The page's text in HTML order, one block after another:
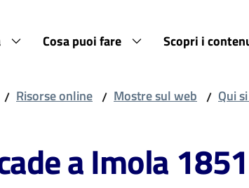
Cosa puoi fare Scopri i
/ Risorse online / Mostre sul web / Qui
a Imola